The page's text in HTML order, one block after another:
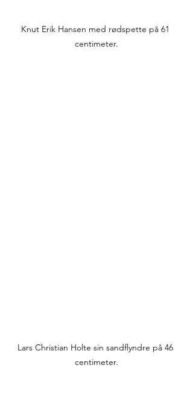
Knut Erik Hansen med rødspette på 61
centimeter.
Lars Christian Holte sin sandflyndre på 46
centimeter.